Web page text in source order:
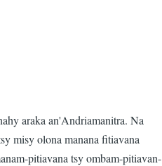
araka an'Andriamanitra. Na
misy olona manana fitiavana
pitiavana tsy ombam-pitiavan-